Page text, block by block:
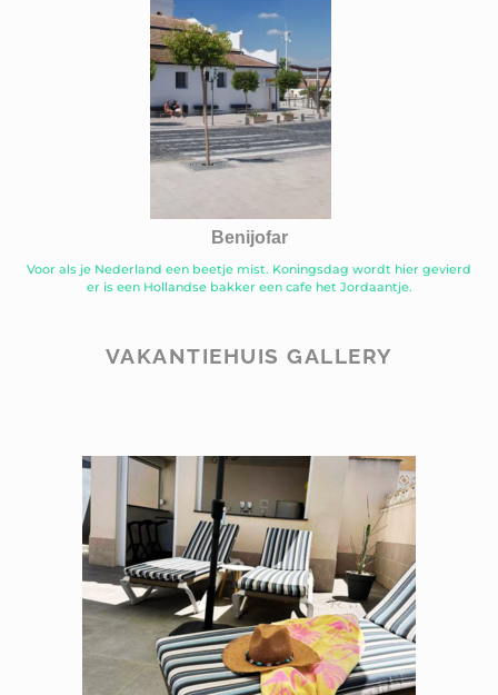
Benijofar
Voor als je Nederland een beetje mist. Koningsdag wordt hier gevierd
er is een Hollandse bakker een cafe het Jordaantje.
VAKANTIEHUIS GALLERY